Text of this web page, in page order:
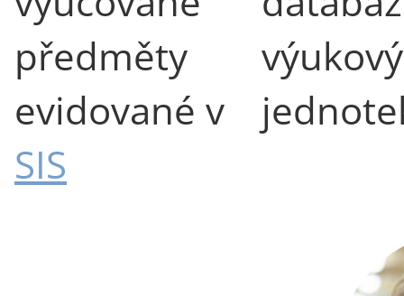
předměty
evidované v
SIS